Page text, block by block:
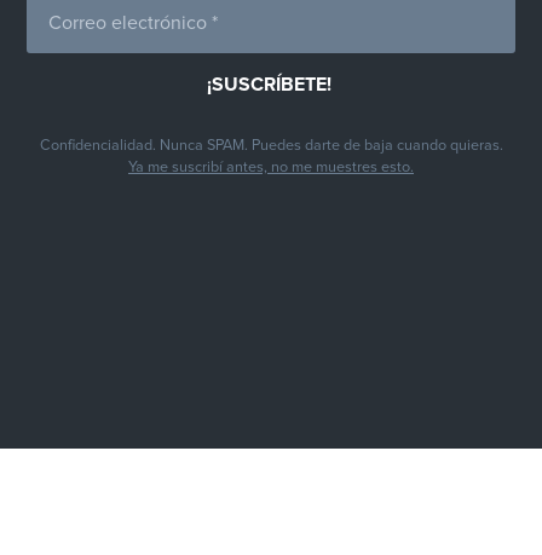
Confidencialidad. Nunca SPAM. Puedes darte de baja cuando quieras.
Ya me suscribí antes, no me muestres esto.